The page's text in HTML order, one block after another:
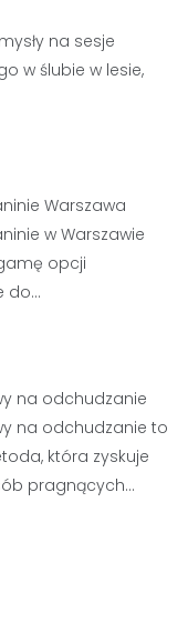
na sesje
w ślubie w lesie,
Warszawa
w Warszawie
opcji
do…
na odchudzanie
na odchudzanie to
która zyskuje
pragnących…